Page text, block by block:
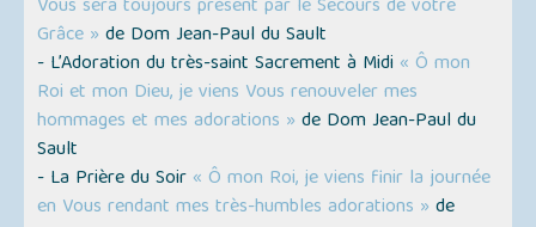
Vous sera toujours présent par le Secours de votre
Grâce » de Dom Jean-Paul du Sault
- L’Adoration du très-saint Sacrement à Midi « Ô mon
Roi et mon Dieu, je viens Vous renouveler mes
hommages et mes adorations » de Dom Jean-Paul du
Sault
- La Prière du Soir « Ô mon Roi, je viens finir la journée
en Vous rendant mes très-humbles adorations » de